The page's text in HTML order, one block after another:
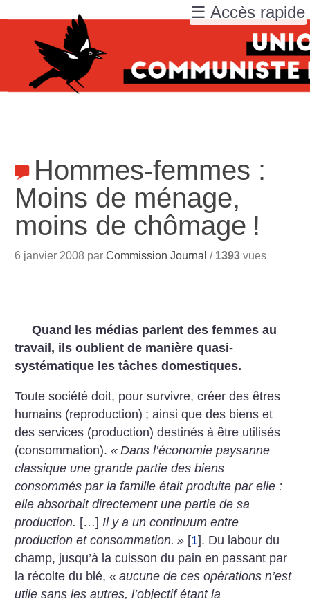
Hommes-femmes :
Moins de ménage,
moins de chômage !
6 janvier 2008 parCommission Journal / 1393 vues
Quand les médias parlent des femmes au
travail, ils oublient de manière quasi-
systématique les tâches domestiques.
Toute société doit, pour survivre, créer des êtres
humains (reproduction) ; ainsi que des biens et
des services (production) destinés à être utilisés
(consommation).« Dans l’économie paysanne
classique une grande partie des biens
consommés par la famille était produite par elle :
elle absorbait directement une partie de sa
production. […] Il y a un continuum entre
production et consommation. » [1]. Du labour du
champ, jusqu’à la cuisson du pain en passant par
la récolte du blé,« aucune de ces opérations n’est
utile sans les autres, l’objectif étant la
☰ Accès rapide